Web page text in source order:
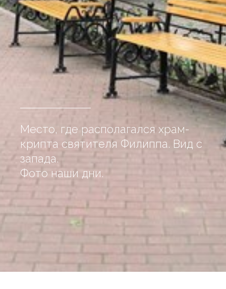
Место, где располагался храм-
крипта святителя Филиппа. Вид с
запада.
Фото наши дни.